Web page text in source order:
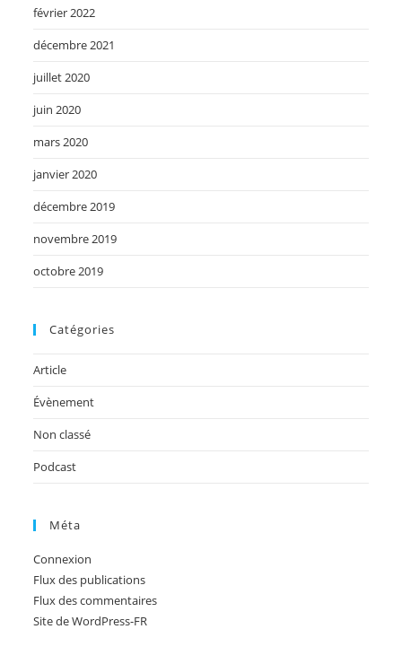
février 2022
décembre 2021
juillet 2020
juin 2020
mars 2020
janvier 2020
décembre 2019
novembre 2019
octobre 2019
Catégories
Article
Évènement
Non classé
Podcast
Méta
Connexion
Flux des publications
Flux des commentaires
Site de WordPress-FR